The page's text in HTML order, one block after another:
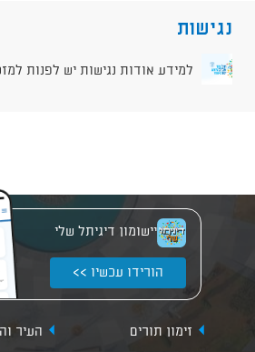
נגישות
למידע אודות נגישות יש לפנות
יישומון דיגיתל שלי
הורידו עכשיו >>
זימון תורים
העיר